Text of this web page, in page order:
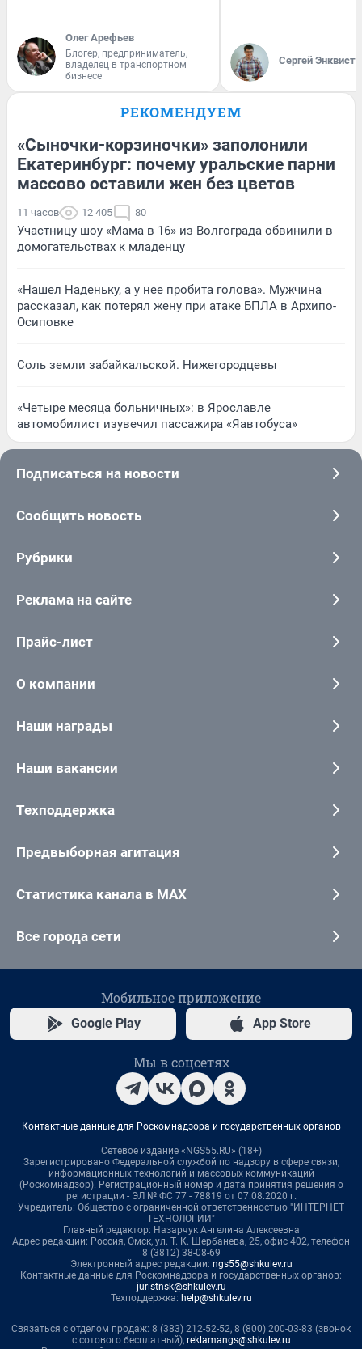
Олег Арефьев
Блогер, предприниматель,
владелец в транспортном
бизнесе
Сергей Энквист
РЕКОМЕНДУЕМ
«Сыночки-корзиночки» заполонили
Екатеринбург: почему уральские парни
массово оставили жен без цветов
11 часов 12 405 80
Участницу шоу «Мама в 16» из Волгограда обвинили в
домогательствах к младенцу
«Нашел Наденьку, а у нее пробита голова». Мужчина
рассказал, как потерял жену при атаке БПЛА в Архипо-
Осиповке
Соль земли забайкальской. Нижегородцевы
«Четыре месяца больничных»: в Ярославле
автомобилист изувечил пассажира «Яавтобуса»
Подписаться на новости
Сообщить новость
Рубрики
Реклама на сайте
Прайс-лист
О компании
Наши награды
Наши вакансии
Техподдержка
Предвыборная агитация
Статистика канала в MAX
Все города сети
Мобильное приложение
Google Play App Store
Мы в соцсетях
Контактные данные для Роскомнадзора и государственных органов
Сетевое издание «NGS55.RU» (18+)
Зарегистрировано Федеральной службой по надзору в сфере связи,
информационных технологий и массовых коммуникаций
(Роскомнадзор). Регистрационный номер и дата принятия решения о
регистрации - ЭЛ № ФС 77 - 78819 от 07.08.2020 г.
Учредитель: Общество с ограниченной ответственностью "ИНТЕРНЕТ
ТЕХНОЛОГИИ"
Главный редактор: Назарчук Ангелина Алексеевна
Адрес редакции: Россия, Омск, ул. Т. К. Щербанева, 25, офис 402, телефон
8 (3812) 38-08-69
Электронный адрес редакции: ngs55@shkulev.ru
Контактные данные для Роскомнадзора и государственных органов:
juristnsk@shkulev.ru
Техподдержка: help@shkulev.ru
Связаться с отделом продаж: 8 (383) 212-52-52, 8 (800) 200-03-83 (звонок
с сотового бесплатный), reklamangs@shkulev.ru